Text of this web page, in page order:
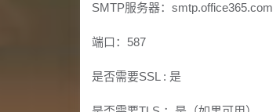
SMTP服务器：smtp.office365.com
端口：587
是否需要SSL : 是